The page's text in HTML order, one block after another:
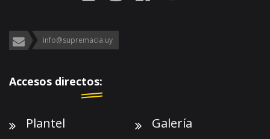
info@supremacia.uy
Accesos directos:
Plantel
Galería